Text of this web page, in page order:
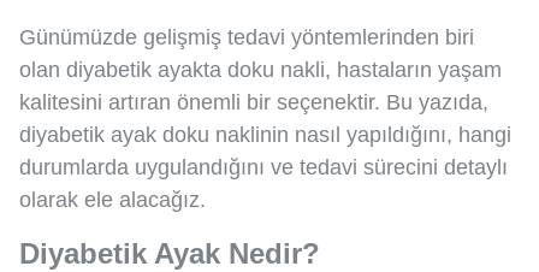
Günümüzde gelişmiş tedavi yöntemlerinden biri
olan diyabetik ayakta doku nakli, hastaların yaşam
kalitesini artıran önemli bir seçenektir. Bu yazıda,
diyabetik ayak doku naklinin nasıl yapıldığını, hangi
durumlarda uygulandığını ve tedavi sürecini detaylı
olarak ele alacağız.
Diyabetik Ayak Nedir?